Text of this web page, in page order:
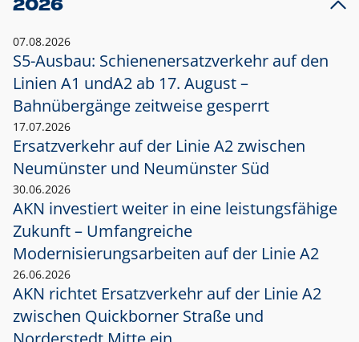
2026
07.08.2026
S5-Ausbau: Schienenersatzverkehr auf den
Linien A1 undA2 ab 17. August –
Bahnübergänge zeitweise gesperrt
17.07.2026
Ersatzverkehr auf der Linie A2 zwischen
Neumünster und Neumünster Süd
30.06.2026
AKN investiert weiter in eine leistungsfähige
Zukunft – Umfangreiche
Modernisierungsarbeiten auf der Linie A2
26.06.2026
AKN richtet Ersatzverkehr auf der Linie A2
zwischen Quickborner Straße und